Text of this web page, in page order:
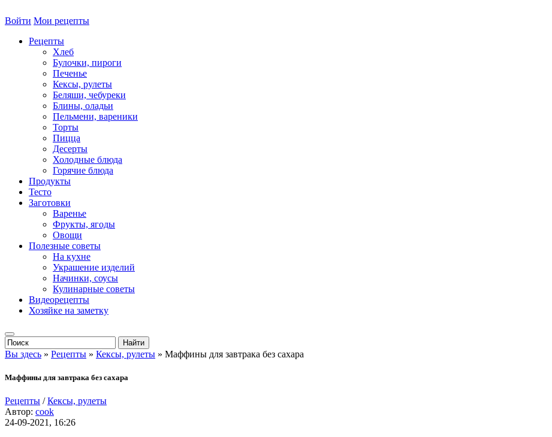
Войти Мои рецепты
Рецепты
Хлеб
Булочки, пироги
Печенье
Кексы, рулеты
Беляши, чебуреки
Блины, оладьи
Пельмени, вареники
Торты
Пицца
Десерты
Холодные блюда
Горячие блюда
Продукты
Тесто
Заготовки
Варенье
Фрукты, ягоды
Овощи
Полезные советы
На кухне
Украшение изделий
Начинки, соусы
Кулинарные советы
Видеорецепты
Хозяйке на заметку
Вы здесь » Рецепты » Кексы, рулеты » Маффины для завтрака без сахара
Маффины для завтрака без сахара
Рецепты /Кексы, рулеты
Автор: cook
24-09-2021, 16:26